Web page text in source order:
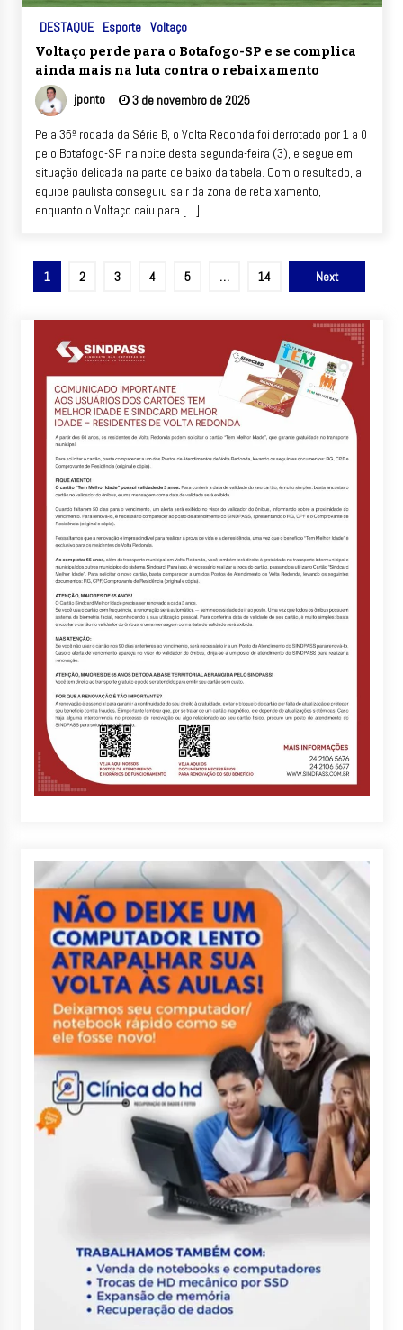
DESTAQUE Esporte Voltaço
Voltaço perde para o Botafogo-SP e se complica
ainda mais na luta contra o rebaixamento
jponto 3 de novembro de 2025
Pela 35ª rodada da Série B, o Volta Redonda foi derrotado por 1 a 0
pelo Botafogo-SP, na noite desta segunda-feira (3), e segue em
situação delicada na parte de baixo da tabela. Com o resultado, a
equipe paulista conseguiu sair da zona de rebaixamento,
enquanto o Voltaço caiu para […]
Paginação
1 2 3 4 5 … 14 Next